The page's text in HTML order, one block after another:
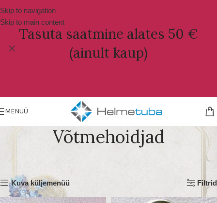
Skip to navigation
Skip to main content
Tasuta saatmine alates 50 €
(ainult kaup)
MENÜÜ
Võtmehoidjad
Kuva küljemenüü Filtrid